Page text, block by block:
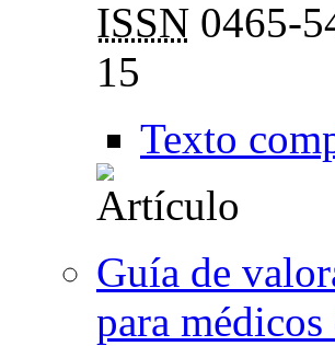
ISSN 0465-
15
Texto
Guía de
para